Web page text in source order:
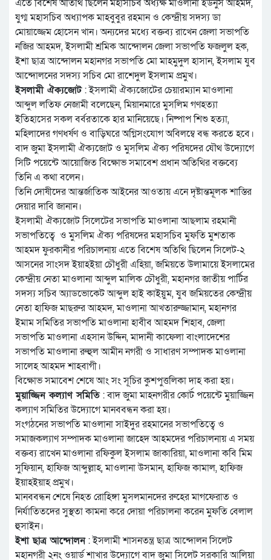
এতে বিশেষ অতিথি ছিলেন মহাসচিব অধ্যক্ষ মাওলানা ইউনুস আহমদ,
যুগ্ম মহাসচিব অধ্যাপক মাহবুবুর রহমান ও কেন্দ্রীয় সদস্য ডা
মোয়াজ্জেম হোসেন খান। অন্যদের মধ্যে বক্তব্য রাখেন জেলা সভাপতি
নজির আহমদ, ইসলামী শ্রমিক আন্দোলন জেলা সভাপতি ফজলুল হক,
ইশা ছাত্র আন্দোলন মহানগর সভাপতি মো মাহমুদুল হাসান, ইসলাম যুব
আন্দোলনের সদস্য সচিব মো রাশেদুল ইসলাম প্রমুখ।
ইসলামী ঐক্যজোট: ইসলামী ঐক্যজোটের চেয়ারম্যান মাওলানা
আব্দুল লতিফ নেজামী বলেছেন, মিয়ানমারে মুসলিম গণহত্যা
ইতিহাসের সকল বর্বরতাকে হার মানিয়েছে। নিষ্পাপ শিশু হত্যা,
মহিলাদের গণধর্ষণ ও বাড়িঘরে অগ্নিসংযোগ অবিলম্বে বন্ধ করতে হবে।
বাদ জুমা ইসলামী ঐক্যজোট ও মুসলিম ঐক্য পরিষদের যৌথ উদ্যোগে
সিটি পয়েন্টে আয়োজিত বিক্ষোভ সমাবেশ প্রধান অতিথির বক্তব্যে
তিনি এ কথা বলেন।
তিনি দোষীদের আন্তর্জাতিক আইনের আওতায় এনে দৃষ্টান্তমূলক শাস্তির
দেয়ার দাবি জানান।
ইসলামী ঐক্যজোট সিলেটের সভাপতি মাওলানা আছলাম রহমানী
সভাপতিত্বে ও মুসলিম ঐক্য পরিষদের মহাসচিব মুফতি মুশতাক
আহমদ ফুরকানীর পরিচালনায় এতে বিশেষ অতিথি ছিলেন সিলেট-২
আসনের সাংসদ ইয়াহইয়া চৌধুরী এহিয়া, জমিয়তে উলামায়ে ইসলামের
কেন্দ্রীয় নেতা মাওলানা আব্দুল মালিক চৌধুরী, মহানগর জাতীয় পার্টির
সদস্য সচিব অ্যাডভোকেট আব্দুল হাই কাইয়ুম, যুব জমিয়তের কেন্দ্রীয়
নেতা হাফিজ মাছরুর আহমদ, মাওলানা আখতারুজ্জামান, মহানগর
ইমাম সমিতির সভাপতি মাওলানা হাবীব আহমদ শিহাব, জেলা
সভাপতি মাওলানা এহসান উদ্দিন, মাদানী কাফেলা বাংলাদেশের
সভাপতি মাওলানা রুহুল আমীন নগরী ও সাধারণ সম্পাদক মাওলানা
সালেহ আহমদ শাহবাগী।
বিক্ষোভ সমাবেশ শেষে আং সং সূচির কুশপুত্তলিকা দাহ করা হয়।
মুয়াজ্জিন কল্যাণ সমিতি: বাদ জুমা মাহনগরীর কোর্ট পয়েন্টে মুয়াজ্জিন
কল্যাণ সমিতির উদ্যোগে মানববন্ধন করা হয়।
সংগঠনের সভাপতি মাওলানা সাইদুর রহমানের সভাপতিত্বে ও
সমাজকল্যাণ সম্পাদক মাওলানা জাহেদ আহমদের পরিচালনায় এ সময়
বক্তব্য রাখেন মাওলানা রফিকুল ইসলাম জাকারিয়া, মাওলানা কবি মিম
সুফিয়ান, হাফিজ আব্দুল্লাহ, মাওলানা উসমান, হাফিজ কামাল, হাফিজ
ইয়াহইয়াহ প্রমুখ।
মানববন্ধন শেষে নিহত রোহিঙ্গা মুসলমানদের রুহের মাগফেরাত ও
নির্যাতিতদের সুস্থতা কামনা করে দোয়া পরিচালনা করেন মুফতি বেলাল
হুসাইন।
ইশা ছাত্র আন্দোলন: ইসলামী শাসনতন্ত্র ছাত্র আন্দোলন সিলেট
মহানগরী ২নং ওয়ার্ড শাখার উদ্যোগে বাদ জুমা সিলেট সরকারি আলিয়া